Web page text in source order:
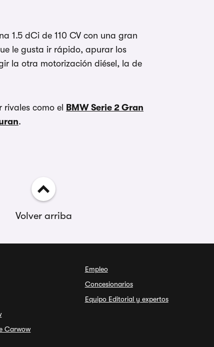
1.5 dCi de 110 CV con una gran
le gusta ir rápido, apurar los
la otra motorización diésel, la de
como el
BMW Serie 2 Gran
.
Volver arriba
Carwow
Empleo
Concesionarios
Equipo Editorial y expertos